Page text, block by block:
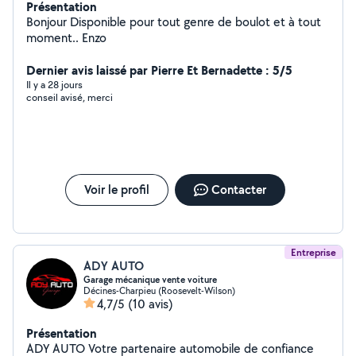
Présentation
Bonjour Disponible pour tout genre de boulot et à tout
moment.. Enzo
Dernier avis laissé par Pierre Et Bernadette : 5/5
Il y a 28 jours
conseil avisé, merci
Voir le profil Contacter
Entreprise
ADY AUTO
Garage mécanique vente voiture
Décines-Charpieu (Roosevelt-Wilson)
4,7/5 (10 avis)
Présentation
ADY AUTO Votre partenaire automobile de confiance